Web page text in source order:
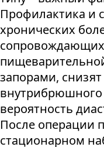
Профилактика и
хронических
запорами,
внутрибрюшного
вероятность
После операции
стационарном